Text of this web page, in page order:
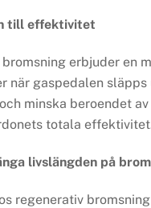
till effektivitet
erbjuder en
när gaspedalen
minska beroendet
totala
livslängden på
regenerativ